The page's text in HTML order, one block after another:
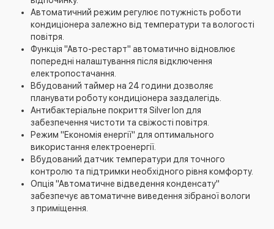
Автоматичний режим регулює потужність роботи
кондиціонера залежно від температури та вологості
повітря.
Функція "Авто-рестарт" автоматично відновлює
попередні налаштування після відключення
електропостачання.
Вбудований таймер на 24 години дозволяє
планувати роботу кондиціонера заздалегідь.
Антибактеріальне покриття Silver Ion для
забезпечення чистоти та свіжості повітря.
Режим "Економія енергії" для оптимального
використання електроенергії.
Вбудований датчик температури для точного
контролю та підтримки необхідного рівня комфорту.
Опція "Автоматичне відведення конденсату"
забезпечує автоматичне виведення зібраної вологи
з приміщення.